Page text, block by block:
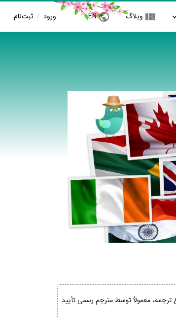
وبلاگ EN ورود / ثبت‌نام
ترجمه، معمولاً توسط مترجم رسمی تأیید